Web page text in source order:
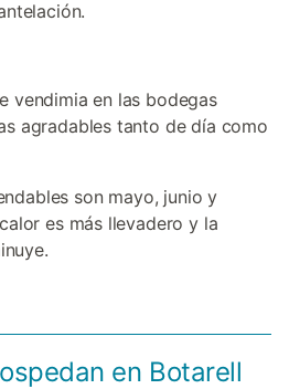
vendimia en las bodegas
agradables tanto de día como
son mayo, junio y
es más llevadero y la
en Botarell